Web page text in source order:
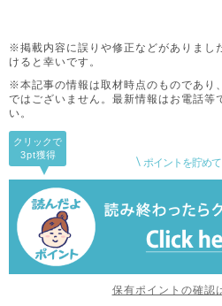
※掲載内容に誤りや修正などがありまし
けると幸いです。
※本記事の情報は取材時点のものであり
ではございません。 最新情報はお電話等
い。
ポイントを貯め
クリックで
3pt獲得
保有ポイントの確認